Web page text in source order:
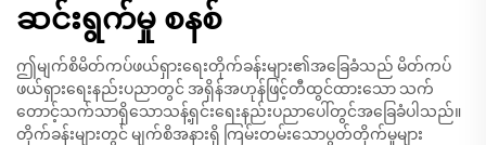
ဆင်းရွက်မှု စနစ်
ဤမျက်စိမိတ်ကပ်ဖယ်ရှားရေးတိုက်ခန်းများ၏အခြေခံသည် မိတ်ကပ်
ဖယ်ရှားရေးနည်းပညာတွင် အရှိန်အဟုန်ဖြင့်တီထွင်ထားသော သက်
တောင့်သက်သာရှိသောသန့်ရှင်းရေးနည်းပညာပေါ်တွင်အခြေခံပါသည်။
တိုက်ခန်းများတွင် မျက်စိအနားရှိ ကြမ်းတမ်းသောပွတ်တိုက်မှုများ